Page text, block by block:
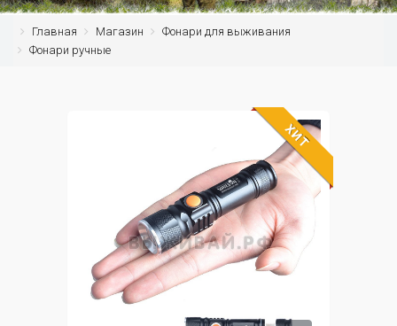
Главная Магазин
Фонари для выживания
Фонари ручные
ХИТ